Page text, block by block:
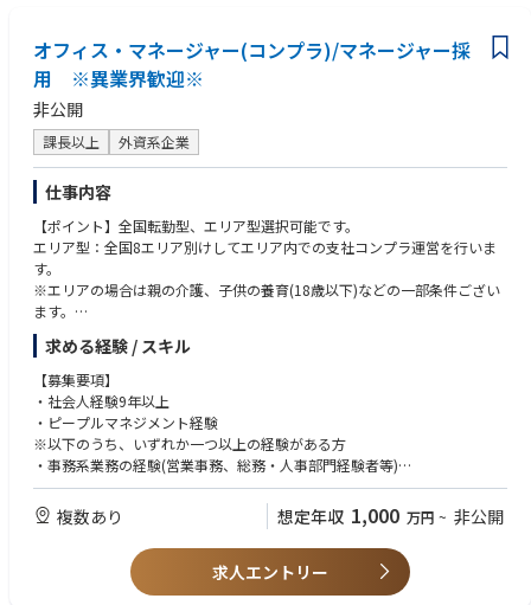
└ 職種・階層別の育成体系の企画・導入
└ キャリアパス設計、1on1体制の構築・運用
■評価・報酬制度の設計・運用
└ 等級・評価・報酬制度の見直しと運用フローの整備
└ 評価者との連携や制度説明の実施
■人事労務体制の統括
└ 労務オペレーションの仕組み化と改善指導
└ 複雑な労務対応やトラブルの初期対応
└ 必要に応じて弁護士・社労士との連携
■採用戦略（ダイレクトリクルーティング中心）
└ 採用要件の定義、媒体・スカウト運用、選考フロー改善
入社後はご経験に応じて一部領域からスタートし、徐々に責任範囲を広げ
ていく形を想定しています。
実務担当者や専門家と協働しながら、一部のプロジェクトや分析業務は自
ら手を動かして進めていただきます。
・社員の立場を理解しつつ、会社の方針とのバランスを取れる判断力をお
持ちの方
オフィス・マネージャー(コンプラ)/マネージャー採
用 ※異業界歓迎※
非公開
課長以上 外資系企業
仕事内容
【ポイント】全国転勤型、エリア型選択可能です。
エリア型：全国8エリア別けしてエリア内での支社コンプラ運営を行いま
す。
※エリアの場合は親の介護、子供の養育(18歳以下)などの一部条件ござい
ます。
①コンプライアンス推進、監査業務
・営業社員等へのコンプライアンス指導、教育
・支社内監査に係る業務、各種モニタリング
・コンプライアンス推進策の立案
・研修の企画、運営 、実施
②事務管理、人材育成
・生命保険契約に関わる事務管理
・事務スタッフの業務指導、人事管理、育成
③支社経営サポート
・支社課題の検出と改善策の策定
・会社施策の後方支援等 その他庶務業務
求める経験 / スキル
【募集要項】
・社会人経験9年以上
・ピープルマネジメント経験
※以下のうち、いずれか一つ以上の経験がある方
・事務系業務の経験(営業事務、総務・人事部門経験者等)
・銀行、信用金庫、証券会社経験
・内部管理経験(コンプライアンス関連)
【業界未経験者が活躍中】
現在オフィスマネージャーは全国で90名程度おり、金融業界では地銀、メ
ガバンク、証券等の本部系職種、または営業課長クラスの方をメインに、
複数あり 想定年収 1,000 万円 ~ 非公開
求人エントリー